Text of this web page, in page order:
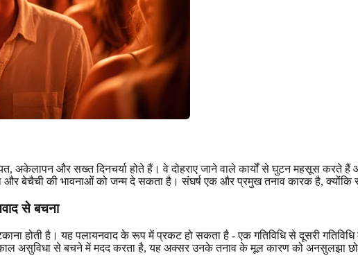
अकेलापन और सख्त दिनचर्या होते हैं। वे दोहराए जाने वाले कार्यों से घुटन महसूस करते
बेचैची की भावनाओं को जन्म दे सकता है। संघर्ष एक और प्रमुख तनाव कारक है, क्योंकि
से बचना
होती है। यह पलायनवाद के रूप में प्रकट हो सकता है - एक गतिविधि से दूसरी
असुविधा से बचने में मदद करता है, यह अक्सर उनके तनाव के मूल कारण को अनसुलझा